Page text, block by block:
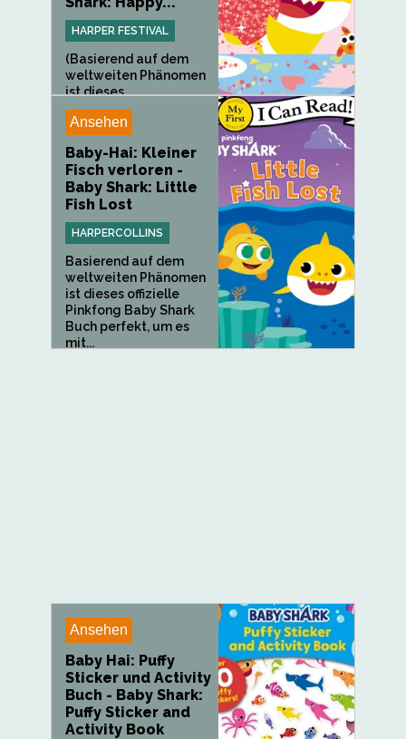
HARPER FESTIVAL
(Basierend auf dem
weltweiten Phänomen
ist dieses...
Ansehen
Baby-Hai: Kleiner
Fisch verloren -
Baby Shark: Little
Fish Lost
HARPERCOLLINS
Basierend auf dem
weltweiten Phänomen
ist dieses offizielle
Pinkfong Baby Shark
Buch perfekt, um es
mit...
Ansehen
Baby Hai: Puffy
Sticker und Activity
Buch - Baby Shark:
Puffy Sticker and
Activity Book